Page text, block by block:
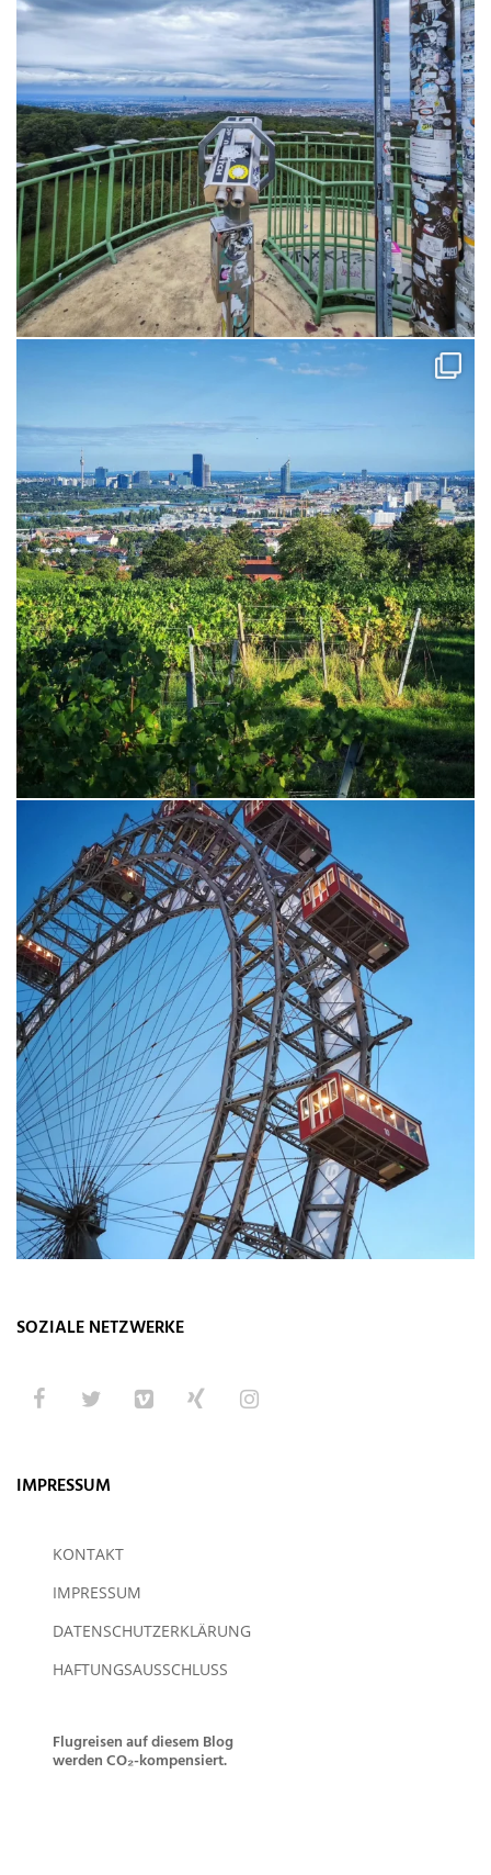
SOZIALE NETZWERKE
IMPRESSUM
KONTAKT
IMPRESSUM
DATENSCHUTZERKLÄRUNG
HAFTUNGSAUSSCHLUSS
Flugreisen auf diesem Blog
werden CO₂-kompensiert.